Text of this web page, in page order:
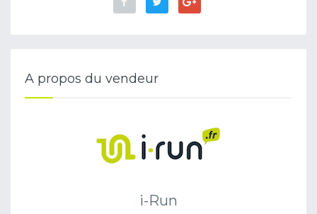
A propos du vendeur
i-Run